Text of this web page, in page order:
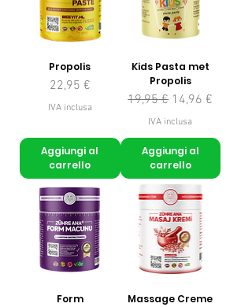
Propolis
Prezzo
22,95 €
IVA inclusa
Aggiungi al
carrello
Kids Pasta met
Propolis
Prezzo regolare
19,95 € Prezzo scontato
14,96 €
IVA inclusa
Aggiungi al
carrello
Form Massage Creme